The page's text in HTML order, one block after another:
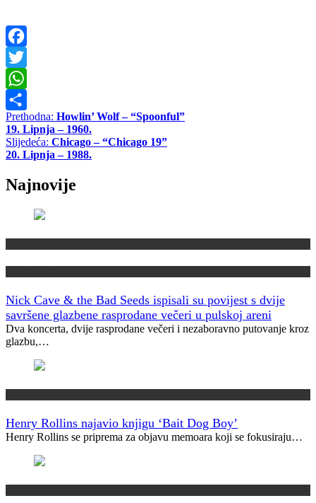
Facebook
Twitter
WhatsApp
Share
Navigacija
objava
Prethodna: Howlin’ Wolf – “Spoonful”
19. Lipnja – 1960.
Slijedeća: Chicago – “Chicago 19”
20. Lipnja – 1988.
Najnovije
Nick Cave & the Bad Seeds ispisali su povijest s dvije
savršene glazbene rasprodane večeri u pulskoj areni
Dva koncerta, dvije rasprodane večeri i nezaboravno putovanje kroz
glazbu,…
Henry Rollins najavio knjigu ‘Bait Dog Boy’
Henry Rollins se priprema za objavu memoara koji se fokusiraju…